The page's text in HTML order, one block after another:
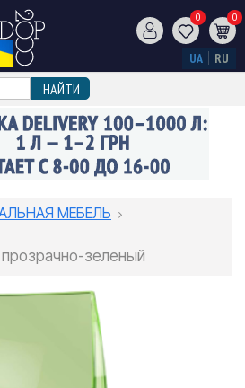
0 0
UA RU
МЕБЕЛЬ
зеленый